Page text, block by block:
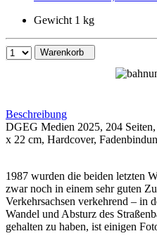
Gewicht 1 kg
Warenkorb
Beschreibung
DGEG Medien 2025, 204
x 22 cm, Hardcover,
1987 wurden die beiden letzten
zwar noch in einem sehr guten
Verkehrsachsen verkehrend – in
Wandel und Absturz des
gehalten zu haben, ist einigen